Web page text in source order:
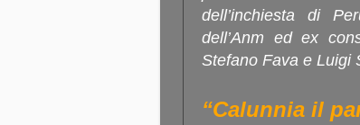
dell’inchiesta di
dell’Anm ed ex
Stefano Fava e Luigi
“Calunnia il